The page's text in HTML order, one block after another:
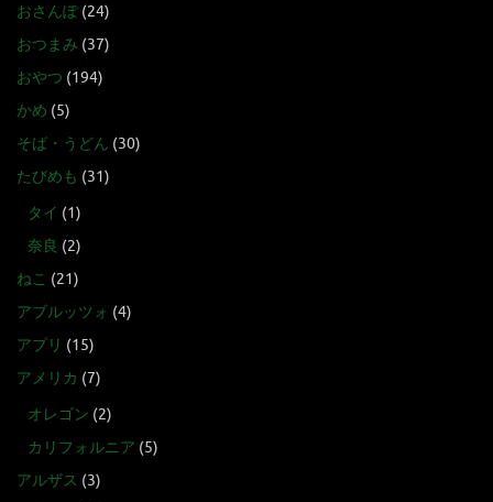
おさんぽ(24)
おつまみ (37)
おやつ (194)
かめ (5)
そば・うどん (30)
たびめも (31)
タイ (1)
奈良 (2)
ねこ (21)
アブルッツォ (4)
アプリ (15)
アメリカ (7)
オレゴン (2)
カリフォルニア (5)
アルザス (3)